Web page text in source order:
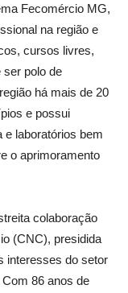
Fecomércio MG,
na região e
cursos livres,
polo de
há mais de 20
e possui
e laboratórios bem
o aprimoramento
colaboração
(CNC), presidida
interesses do setor
86 anos de